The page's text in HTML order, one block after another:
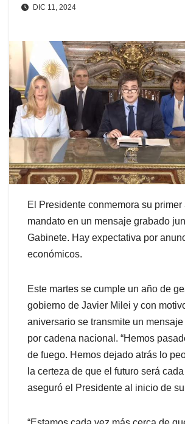
DIC 11, 2024
El Presidente conmemora su primer
mandato en un mensaje grabado
Gabinete. Hay expectativa por
económicos.
Este martes se cumple un año de
gobierno de Javier Milei y con
aniversario se transmite un mensaje
por cadena nacional. “Hemos
de fuego. Hemos dejado atrás lo
la certeza de que el futuro será cada
aseguró el Presidente al inicio de